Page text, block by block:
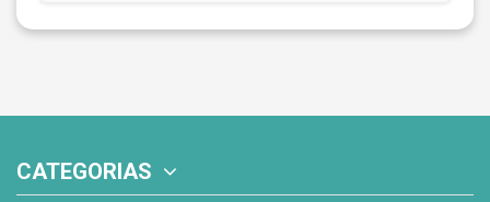
CATEGORIAS